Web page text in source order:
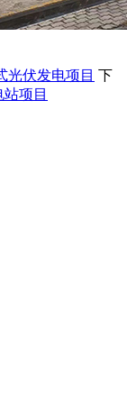
光伏发电项目 下
项目